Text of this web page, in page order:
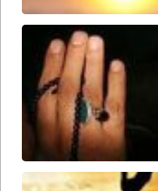
سحرها